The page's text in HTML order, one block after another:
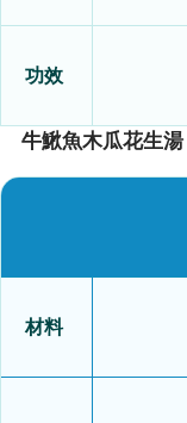
功效
牛鰍魚木瓜花生湯
材料